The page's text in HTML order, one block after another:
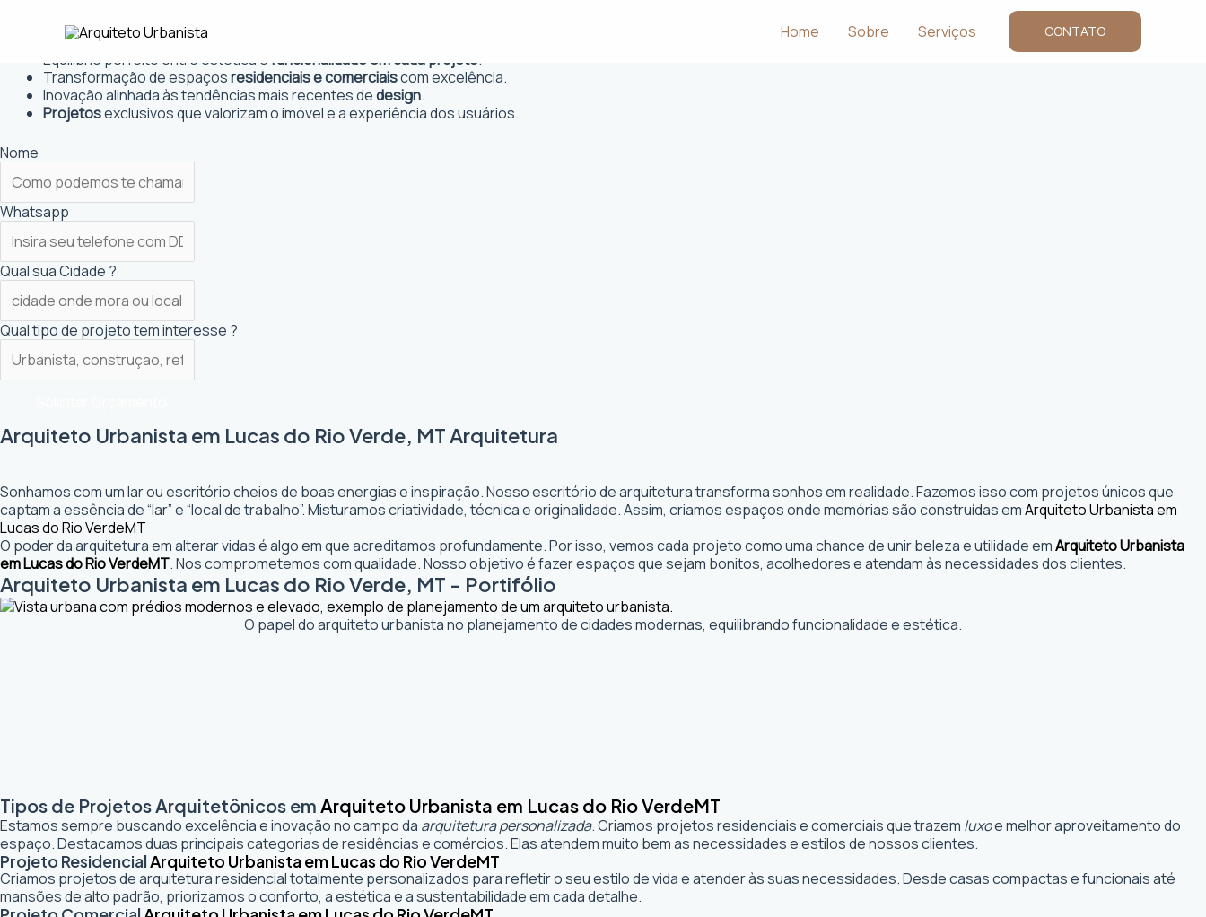
conteúdo
Home Sobre Serviços CONTATO
Projetos personalizados
Equilíbrio perfeito entre estética e funcionalidade em cada projeto.
Transformação de espaçosresidenciais e comerciaiscom excelência.
Inovação alinhada às tendências mais recentes dedesign.
Projetosexclusivos que valorizam o imóvel e a experiência dos usuários.
Nome
Whatsapp
Qual sua Cidade ?
Qual tipo de projeto tem interesse ?
Arquiteto Urbanista em Lucas do Rio Verde, MT Arquitetura
Sonhamos com um lar ou escritório cheios de boas energias e inspiração. Nosso escritório de arquitetura transforma sonhos em realidade. Fazemos isso com projetos únicos que
captam a essência de “lar” e “local de trabalho”. Misturamos criatividade, técnica e originalidade. Assim, criamos espaços onde memórias são construídas emArquiteto Urbanista em
Lucas do Rio VerdeMT
O poder da arquitetura em alterar vidas é algo em que acreditamos profundamente. Por isso, vemos cada projeto como uma chance de unir beleza e utilidade emArquiteto Urbanista
em Lucas do Rio VerdeMT. Nos comprometemos com qualidade. Nosso objetivo é fazer espaços que sejam bonitos, acolhedores e atendam às necessidades dos clientes.
Arquiteto Urbanista em Lucas do Rio Verde, MT - Portifólio
O papel do arquiteto urbanista no planejamento de cidades modernas, equilibrando funcionalidade e estética.
Tipos de Projetos Arquitetônicos em Arquiteto Urbanista em Lucas do Rio VerdeMT
Estamos sempre buscando excelência e inovação no campo da arquitetura personalizada. Criamos projetos residenciais e comerciais que trazem luxoe melhor aproveitamento do
espaço. Destacamos duas principais categorias de residências e comércios. Elas atendem muito bem as necessidades e estilos de nossos clientes.
Projeto ResidencialArquiteto Urbanista em Lucas do Rio VerdeMT
Criamos projetos de arquitetura residencial totalmente personalizados para refletir o seu estilo de vida e atender às suas necessidades. Desde casas compactas e funcionais até
mansões de alto padrão, priorizamos o conforto, a estética e a sustentabilidade em cada detalhe.